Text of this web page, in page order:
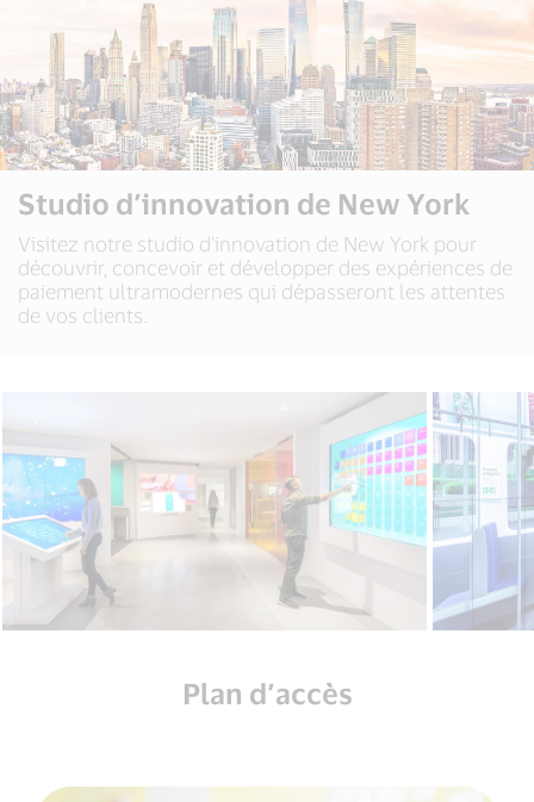
Studio d’innovation de New York
Visitez notre studio d’innovation de New York pour
découvrir, concevoir et développer des expériences de
paiement ultramodernes qui dépasseront les attentes
de vos clients.
Plan d’accès